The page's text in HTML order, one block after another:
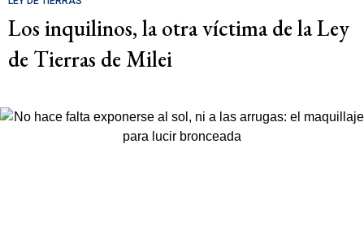
Los inquilinos, la otra víctima de la Ley
de Tierras de Milei